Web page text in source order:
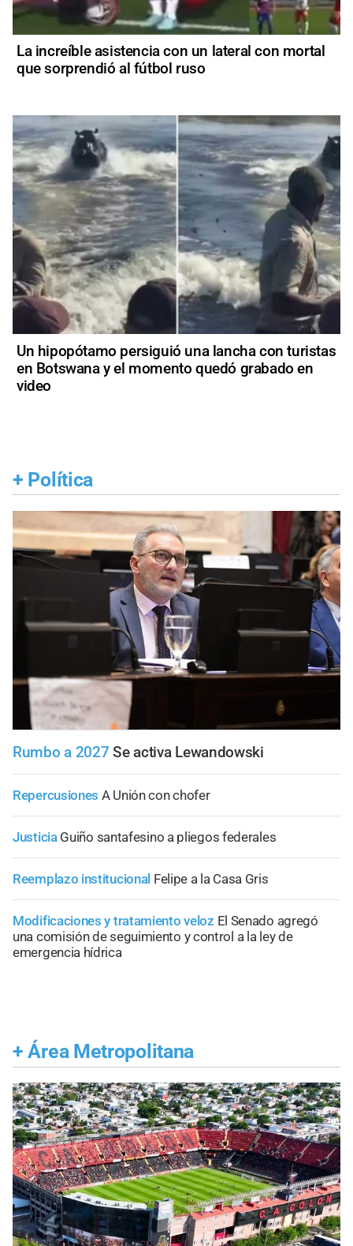
La increíble asistencia con un lateral con mortal
que sorprendió al fútbol ruso
Un hipopótamo persiguió una lancha con turistas
en Botswana y el momento quedó grabado en
video
+ Política
Rumbo a 2027 Se activa Lewandowski
Repercusiones A Unión con chofer
Justicia Guiño santafesino a pliegos federales
Reemplazo institucional Felipe a la Casa Gris
Modificaciones y tratamiento veloz El Senado agregó
una comisión de seguimiento y control a la ley de
emergencia hídrica
+ Área Metropolitana